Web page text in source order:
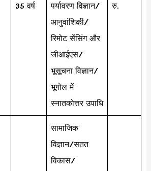
35 वर्ष
पर्यावरण विज्ञान/
आनुवांशिकी/
रिमोट सेंसिंग और
जीआईएस/
भूसूचना विज्ञान/
भूगोल में
स्नातकोत्तर उपाधि
रु.
सामाजिक
विज्ञान/सतत
विकास/